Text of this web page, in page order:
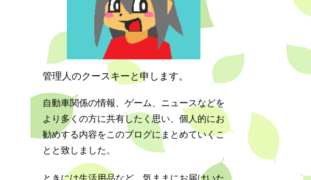
管理人のクースキーと申します。
自動車関係の情報、ゲーム、ニュースなどを
より多くの方に共有したく思い、個人的にお
勧めする内容をこのブログにまとめていくこ
とと致しました。
ときには生活用品など、気ままにお届けいた